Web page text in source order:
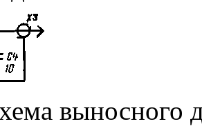
выносного